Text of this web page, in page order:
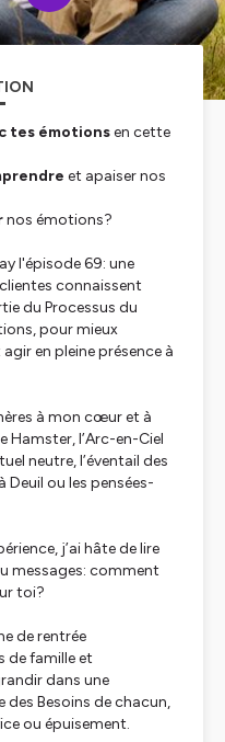
tes émotionsen cette
et apaiser nos
nos émotions?
l'épisode 69: une
connaissent
du Processus du
pour mieux
en pleine présence à
à mon cœur et à
l’Arc-en-Ciel
neutre, l’éventail des
Deuil ou les pensées-
j’ai hâte de lire
messages: comment
toi?
de rentrée
de famille et
dans une
des Besoins de chacun,
ou épuisement.